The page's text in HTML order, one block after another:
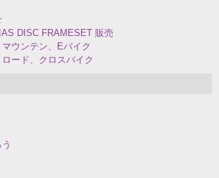
DISC FRAMESET 販売
ウンテン、Eバイク
ード、クロスバイク